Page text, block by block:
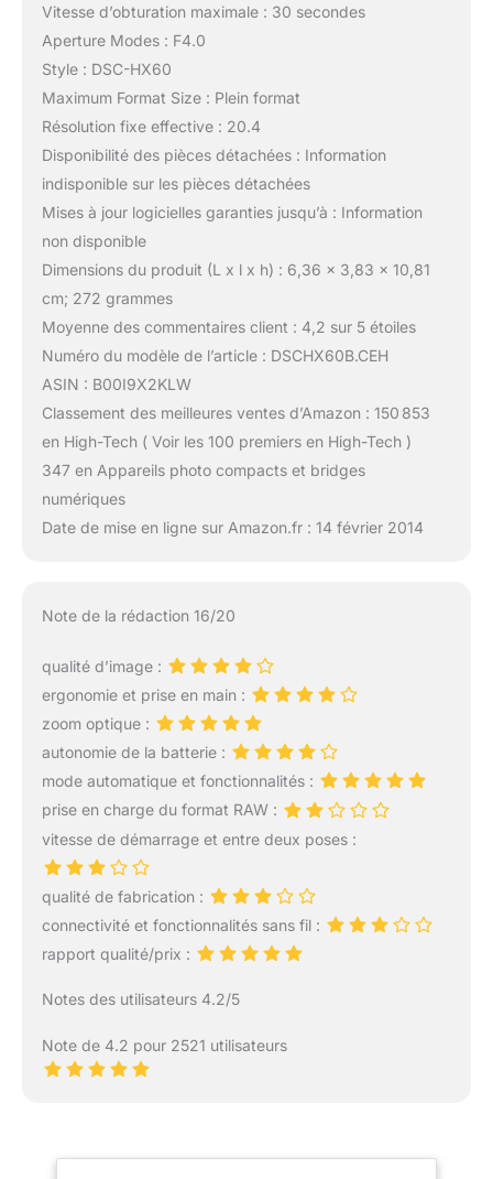
Vitesse d’obturation maximale : 30 secondes
Aperture Modes : F4.0
Style : DSC-HX60
Maximum Format Size : Plein format
Résolution fixe effective : 20.4
Disponibilité des pièces détachées : Information
indisponible sur les pièces détachées
Mises à jour logicielles garanties jusqu’à : Information
non disponible
Dimensions du produit (L x l x h) : 6,36 x 3,83 x 10,81
cm; 272 grammes
Moyenne des commentaires client : 4,2 sur 5 étoiles
Numéro du modèle de l’article : DSCHX60B.CEH
ASIN : B00I9X2KLW
Classement des meilleures ventes d’Amazon : 150 853
en High-Tech ( Voir les 100 premiers en High-Tech )
347 en Appareils photo compacts et bridges
numériques
Date de mise en ligne sur Amazon.fr : 14 février 2014
Note de la rédaction 16/20
qualité d’image :
ergonomie et prise en main :
zoom optique :
autonomie de la batterie :
mode automatique et fonctionnalités :
prise en charge du format RAW :
vitesse de démarrage et entre deux poses :
qualité de fabrication :
connectivité et fonctionnalités sans fil :
rapport qualité/prix :
Notes des utilisateurs 4.2/5
Note de 4.2 pour 2521 utilisateurs